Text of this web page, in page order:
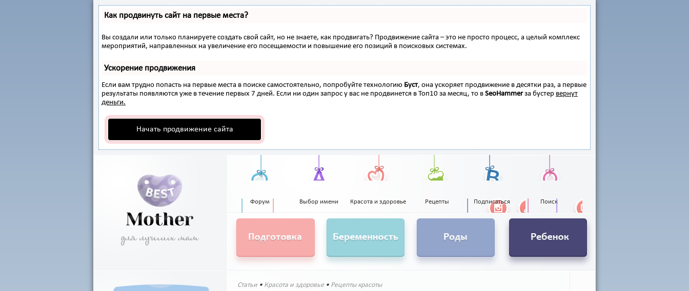
Как продвинуть сайт на первые места?
Вы создали или только планируете создать свой сайт, но не знаете, как продвигать? Продвижение сайта – это не просто процесс, а целый комплекс
мероприятий, направленных на увеличение его посещаемости и повышение его позиций в поисковых системах.
Ускорение продвижения
Если вам трудно попасть на первые места в поиске самостоятельно, попробуйте технологию Буст, она ускоряет продвижение в десятки раз, а первые
результаты появляются уже в течение первых 7 дней. Если ни один запрос у вас не продвинется в Топ10 за месяц, то в SeoHammerза бустер вернут
деньги.
Начать продвижение сайта
Форум Выбор имени Красота и здоровье Рецепты Подписаться Поиск
Статьи • Красота и здоровье• Рецепты красоты